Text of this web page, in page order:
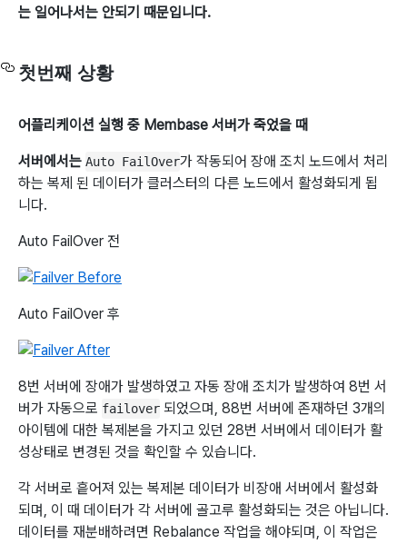
는 일어나서는 안되기 때문입니다.
첫번째 상황
어플리케이션 실행 중 Membase 서버가 죽었을 때
서버에서는 Auto FailOver가 작동되어 장애 조치 노드에서 처리
하는 복제 된 데이터가 클러스터의 다른 노드에서 활성화되게 됩
니다.
Auto FailOver 전
Auto FailOver 후
8번 서버에 장애가 발생하였고 자동 장애 조치가 발생하여 8번 서
버가 자동으로 failover 되었으며, 88번 서버에 존재하던 3개의
아이템에 대한 복제본을 가지고 있던 28번 서버에서 데이터가 활
성상태로 변경된 것을 확인할 수 있습니다.
각 서버로 흩어져 있는 복제본 데이터가 비장애 서버에서 활성화
되며, 이 때 데이터가 각 서버에 골고루 활성화되는 것은 아닙니다.
데이터를 재분배하려면 Rebalance 작업을 해야되며, 이 작업은